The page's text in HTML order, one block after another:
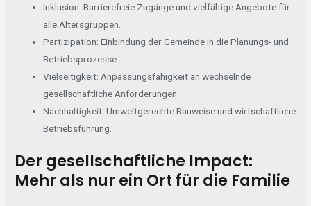
Inklusion: Barrierefreie Zugänge und vielfältige Angebote für
alle Altersgruppen.
Partizipation: Einbindung der Gemeinde in die Planungs- und
Betriebsprozesse.
Vielseitigkeit: Anpassungsfähigkeit an wechselnde
gesellschaftliche Anforderungen.
Nachhaltigkeit: Umweltgerechte Bauweise und wirtschaftliche
Betriebsführung.
Der gesellschaftliche Impact:
Mehr als nur ein Ort für die Familie